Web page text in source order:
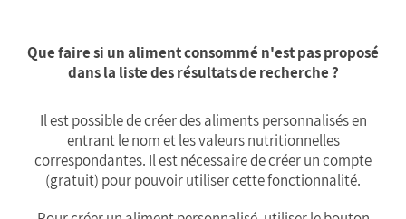
Que faire si un aliment consommé n'est pas proposé
dans la liste des résultats de recherche ?
Il est possible de créer des aliments personnalisés en
entrant le nom et les valeurs nutritionnelles
correspondantes. Il est nécessaire de créer un compte
(gratuit) pour pouvoir utiliser cette fonctionnalité.